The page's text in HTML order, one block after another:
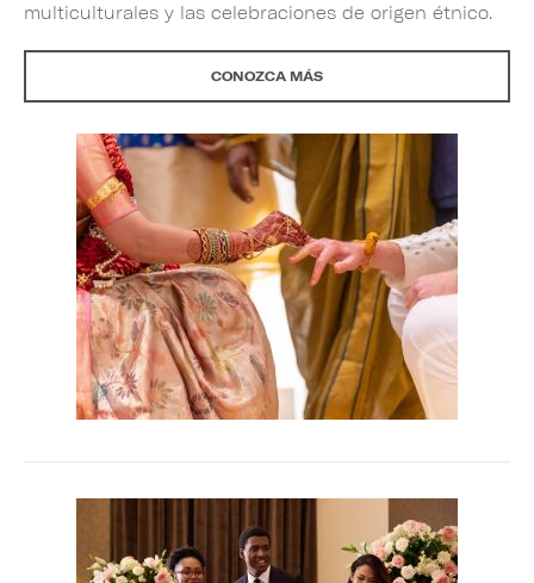
multiculturales y las celebraciones de origen étnico.
CONOZCA MÁS